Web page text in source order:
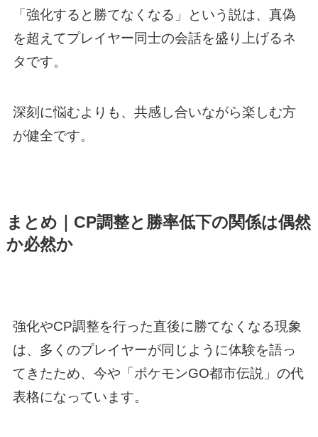
「強化すると勝てなくなる」という説は、真偽
を超えてプレイヤー同士の会話を盛り上げるネ
タです。
深刻に悩むよりも、共感し合いながら楽しむ方
が健全です。
まとめ｜CP調整と勝率低下の関係は偶然
か必然か
強化やCP調整を行った直後に勝てなくなる現象
は、多くのプレイヤーが同じように体験を語っ
てきたため、今や「ポケモンGO都市伝説」の代
表格になっています。